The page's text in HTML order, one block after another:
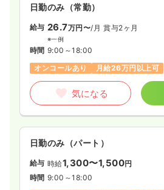
日勤のみ（常勤）
給与 26.7万円〜/月 賞与2ヶ月
※一例
時間 9:00～18:00
オンコールあり
月給26万円以上可
気になる
日勤のみ（パート）
給与 時給1,300〜1,500円
時間 9:00～18:00